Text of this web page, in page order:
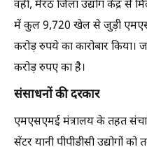
वहीं, मेरठ जिला उद्योग केंद्र से
में कुल 9,720 खेल से जुड़ी
करोड़ रुपये का कारोबार किया।
करोड़ रुपए का है।
संसाधनों की दरकार
एमएसएमई मंत्रालय के तहत
सेंटर यानी पीपीडीसी उद्योगों